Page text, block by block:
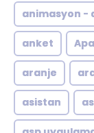
animasyon -
anket
aranje
asistan